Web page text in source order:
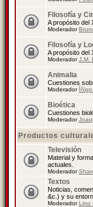
Filosofía y
A propósito del
Moderador
Filosofía y
A propósito del
ModeradorJ.M.
Animalia
Cuestiones
Moderador
Bioética
Cuestiones
Moderador
Productos
Televisión
Material y
actuales.
Moderador
Textos
Noticias,
&c.) y su
ModeradorLino